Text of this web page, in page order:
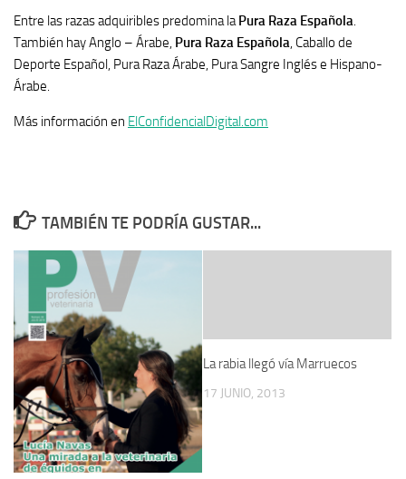
Entre las razas adquiribles predomina la Pura Raza Española
También hay Anglo – Árabe, Pura Raza Española , Caballo de
Deporte Español, Pura Raza Árabe, Pura Sangre Inglés e Hispano-
Árabe.
Más información en ElConfidencialDigital.com
TAMBIÉN TE PODRÍA GUSTAR...
La rabia llegó vía Marruecos
17 JUNIO, 2013